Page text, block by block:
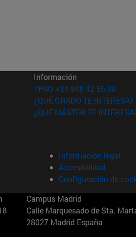
ventana)
ventana)
en nueva ventana)
en nueva ventana)
Información
TFNO +34 948 42 56 00
¿QUÉ GRADO TE INTERESA?
¿QUÉ MÁSTER TE
Información legal
Accesibilidad
Configuración de
Campus Madrid
Calle Marquesado de Sta.
28027 Madrid España